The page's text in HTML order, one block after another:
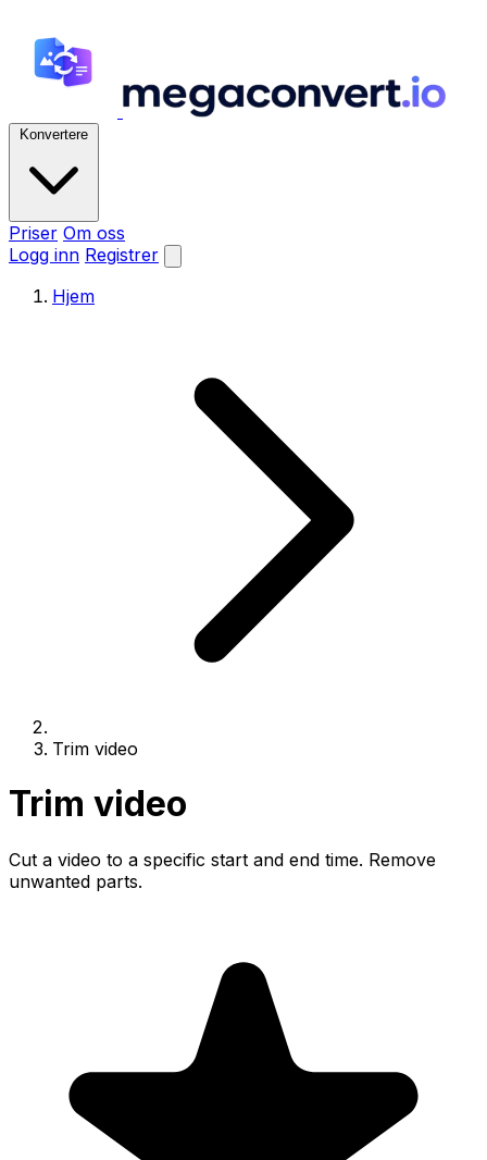
Konvertere
Priser Om oss
Logg inn Registrer
Hjem
Trim video
Trim video
Cut a video to a specific start and end time. Remove
unwanted parts.